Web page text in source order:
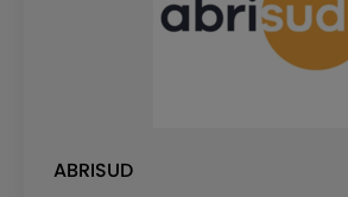
ABRISUD